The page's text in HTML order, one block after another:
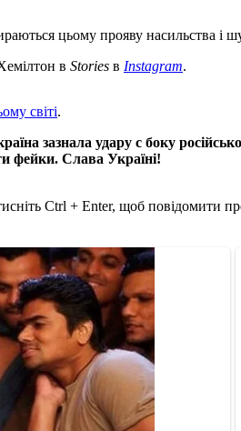
цьому прояву насильства і
в Stories в Instagram.
світі.
зазнала удару с боку
фейки. Слава Україні!
Ctrl + Enter, щоб повідомити